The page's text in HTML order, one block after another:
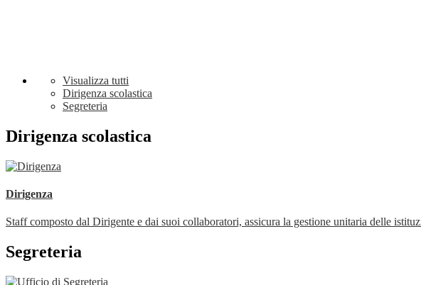
Visualizza tutti
Dirigenza scolastica
Segreteria
Dirigenza scolastica
Dirigenza
Staff composto dal Dirigente e dai suoi collaboratori, assicura la gestione unitaria delle
Segreteria